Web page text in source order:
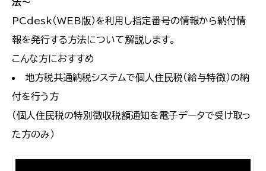
PCdesk（WEB版）を利用し指定番号の情報から納付情
報を発行する方法について解説します。
こんな方におすすめ
地方税共通納税システムで個人住民税（給与特徴）の納
付を行う方
（個人住民税の特別徴収税額通知を電子データで受け取っ
た方のみ）